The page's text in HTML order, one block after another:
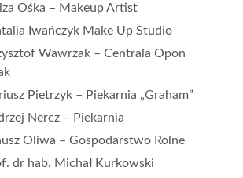
Ośka – Makeup Artist
Iwańczyk Make Up Studio
Wawrzak – Centrala Opon
Pietrzyk – Piekarnia „Graham”
Nercz – Piekarnia
Oliwa – Gospodarstwo Rolne
dr hab. Michał Kurkowski